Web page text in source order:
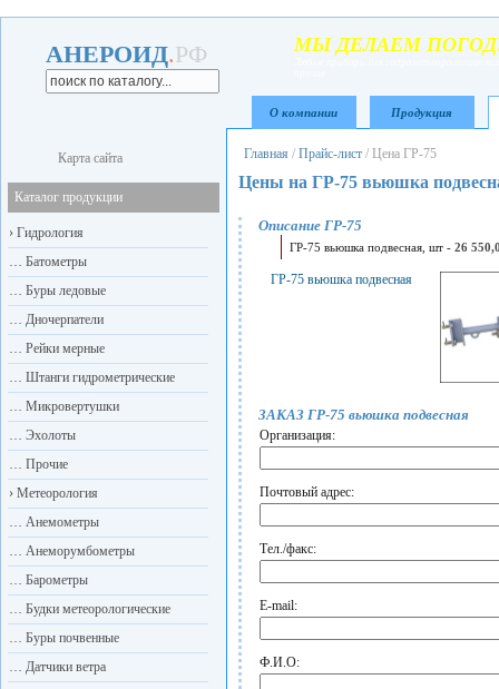
АНЕРОИД.РФ МЫ ДЕЛАЕМ
О компании Продукция
Главная / Прайс-лист / Цена ГР-75
Цены на ГР-75 вьюшка
Описание ГР-75
ГР-75 вьюшка подвесная, шт - 26
ГР-75 вьюшка подвесная
ЗАКАЗ ГР-75 вьюшка подвесная
Организация:
Почтовый адрес:
Тел./факс:
E-mail:
Ф.И.О:
Карта сайта
Каталог продукции
› Гидрология
… Батометры
… Буры ледовые
… Дночерпатели
… Рейки мерные
… Штанги гидрометрические
… Микровертушки
… Эхолоты
… Прочие
› Метеорология
… Анемометры
… Анеморумбометры
… Барометры
… Будки метеорологические
… Буры почвенные
… Датчики ветра